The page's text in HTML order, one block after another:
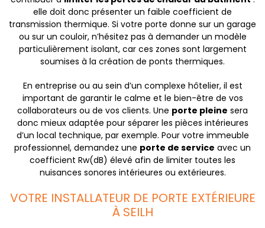
elle doit donc présenter un faible coefficient de
transmission thermique. Si votre porte donne sur un garage
ou sur un couloir, n’hésitez pas à demander un modèle
particulièrement isolant, car ces zones sont largement
soumises à la création de ponts thermiques.
En entreprise ou au sein d’un complexe hôtelier, il est
important de garantir le calme et le bien-être de vos
collaborateurs ou de vos clients. Une porte pleine sera
donc mieux adaptée pour séparer les pièces intérieures
d’un local technique, par exemple. Pour votre immeuble
professionnel, demandez une porte de service avec un
coefficient Rw(dB) élevé afin de limiter toutes les
nuisances sonores intérieures ou extérieures.
VOTRE INSTALLATEUR DE PORTE EXTÉRIEURE
À SEILH